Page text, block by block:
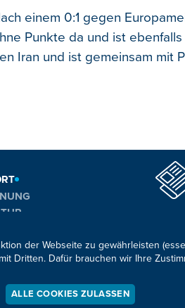
einem 0:1 gegen
Punkte da und ist
Iran und ist gemeinsam mit
Barrierefreiheit Cookie-Zustimmung anpassen
der Webseite zu gewährleisten
Dritten. Dafür brauchen wir Ihre
ALLE COOKIES ZULASSEN